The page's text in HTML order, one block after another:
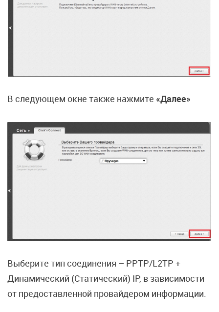
В следующем окне также нажмите «Далее»
Выберите тип соединения – PPTP/L2TP +
Динамический (Статический) IP, в зависимости
от предоставленной провайдером информации.